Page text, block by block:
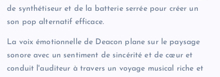
de synthétiseur et de la batterie serrée pour créer un
son pop alternatif efficace.
La voix émotionnelle de Deacon plane sur le paysage
sonore avec un sentiment de sincérité et de cœur et
conduit l'auditeur à travers un voyage musical riche et